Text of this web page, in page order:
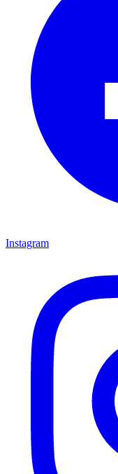
Instagram